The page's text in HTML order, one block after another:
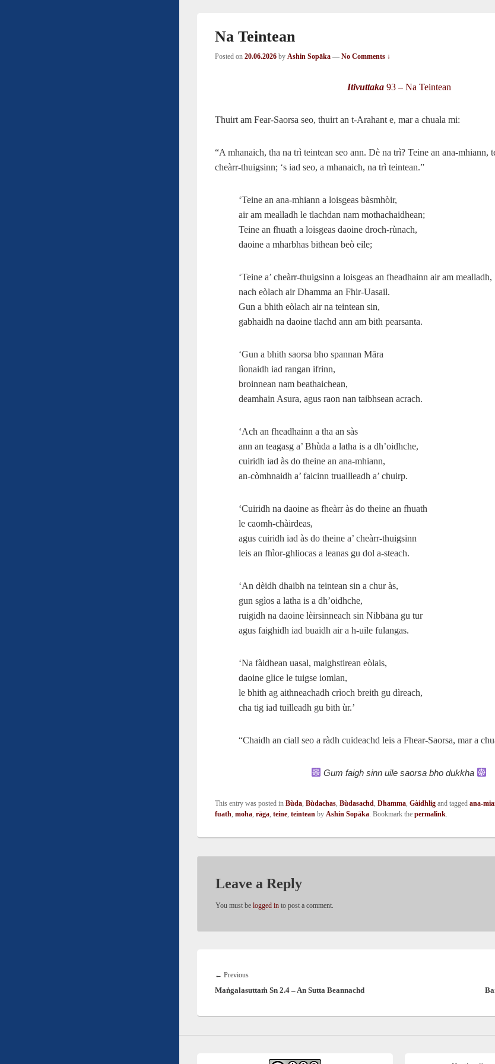
Na Teintean
Posted on 20.06.2026 by Ashin Sopāka — No Comments ↓
Itivuttaka93 – Na Teintean
Thuirt am Fear-Saorsa seo, thuirt an t‑Arahant e, mar a chuala mi:
“A mhanaich, tha na trì teintean seo ann. Dè na trì? Teine an ana-mhiann,
cheàrr-thuigsinn; ‘s iad seo, a mhanaich, na trì teintean.”
‘Teine an ana-mhiann a loisgeas bàsmhòir,
air am mealladh le tlachdan nam mothachaidhean;
Teine an fhuath a loisgeas daoine droch‑rùnach,
daoine a mharbhas bithean beò eile;
‘Teine a’ cheàrr-thuigsinn a loisgeas an fheadhainn air am mealladh,
nach eòlach air Dhamma an Fhir‑Uasail.
Gun a bhith eòlach air na teintean sin,
gabhaidh na daoine tlachd ann am bith pearsanta.
‘Gun a bhith saorsa bho spannan Māra
lìonaidh iad rangan ifrinn,
broinnean nam beathaichean,
deamhain Asura, agus raon nan taibhsean acrach.
‘Ach an fheadhainn a tha an sàs
ann an teagasg a’ Bhùda a latha is a dh’oidhche,
cuiridh iad às do theine an ana-mhiann,
an‑còmhnaidh a’ faicinn truailleadh a’ chuirp.
‘Cuiridh na daoine as fheàrr às do theine an fhuath
le caomh-chàirdeas,
agus cuiridh iad às do theine a’ cheàrr-thuigsinn
leis an fhìor‑ghliocas a leanas gu dol a‑steach.
‘An dèidh dhaibh na teintean sin a chur às,
gun sgìos a latha is a dh’oidhche,
ruigidh na daoine lèirsinneach sin Nibbāna gu tur
agus faighidh iad buaidh air a h‑uile fulangas.
‘Na fàidhean uasal, maighstirean eòlais,
daoine glice le tuigse iomlan,
le bhith ag aithneachadh crìoch breith gu dìreach,
cha tig iad tuilleadh gu bith ùr.’
“Chaidh an ciall seo a ràdh cuideachd leis a Fhear-Saorsa, mar a
Gum faigh sinn uile saorsa bho dukkha
This entry was posted in Bùda Bùdachas Bùdasachd Dhamma Gàidhlig and tagged ana-
fuath moha rāga teine teintean by Ashin Sopāka . Bookmark the permalink
Leave a Reply
You must be logged in to post a comment.
navigation
← Previous
post:
Maṅgalasuttaṁ Sn 2.4 – An Sutta Beannachd